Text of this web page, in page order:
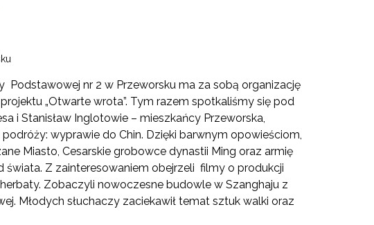
Podstawowej nr 2 w Przeworsku ma za sobą organizację
„Otwarte wrota”. Tym razem spotkaliśmy się pod
i Stanisław Inglotowie – mieszkańcy Przeworska,
wyprawie do Chin. Dzięki barwnym opowieściom,
Miasto, Cesarskie grobowce dynastii Ming oraz armię
świata. Z zainteresowaniem obejrzeli filmy o produkcji
Zobaczyli nowoczesne budowle w Szanghaju z
Młodych słuchaczy zaciekawił temat sztuk walki oraz